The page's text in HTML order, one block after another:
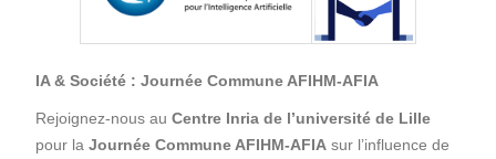
IA & Société : Journée Commune AFIHM-AFIA
Rejoignez-nous au Centre Inria de l’université de Lille
pour la Journée Commune AFIHM-AFIAsur l’influence de